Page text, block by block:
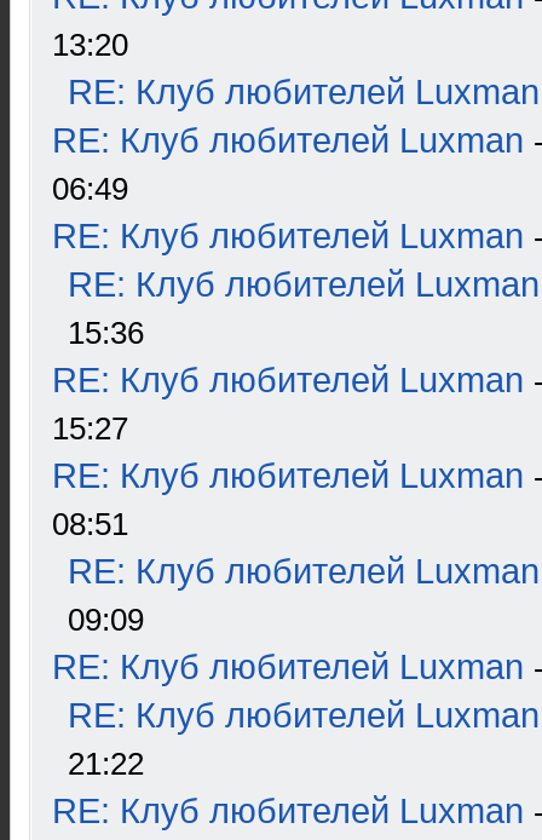
13:20
RE: Клуб любителей Luxman
RE: Клуб любителей Luxman
06:49
RE: Клуб любителей Luxman
RE: Клуб любителей Luxman
15:36
RE: Клуб любителей Luxman
15:27
RE: Клуб любителей Luxman
08:51
RE: Клуб любителей Luxman
09:09
RE: Клуб любителей Luxman
RE: Клуб любителей Luxman
21:22
RE: Клуб любителей Luxman